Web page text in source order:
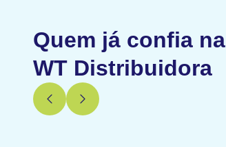
Quem já confia na
WT Distribuidora